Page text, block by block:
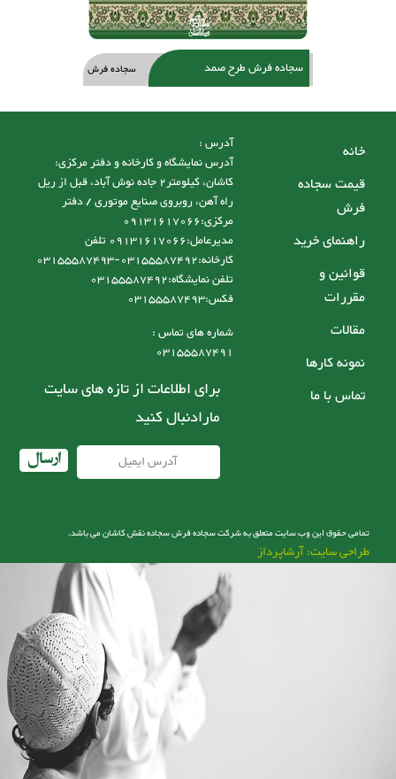
سجاده فرش سجاده فرش طرح صمد
خانه
قیمت سجاده
فرش
راهنمای خرید
قوانین و
مقررات
مقالات
نمونه کارها
تماس با ما
آدرس :
آدرس نمایشگاه و کارخانه و دفتر مرکزی:
کاشان، کیلومتر2 جاده نوش آباد، قبل از ریل
راه آهن، روبروی صنایع موتوری / دفتر
مرکزی:09131617066
مدیرعامل:09131617066 تلفن
کارخانه:03155587492-03155587493
تلفن نمایشگاه:03155587492
فکس:03155587493
شماره های تماس :
03155587491
برای اطلاعات از تازه های سایت
مارادنبال کنید
ارسال
تمامی حقوق این وب سایت متعلق به شرکت سجاده فرش سجاده نقش کاشان می باشد.
طراحی سایت: آرشاپرداز